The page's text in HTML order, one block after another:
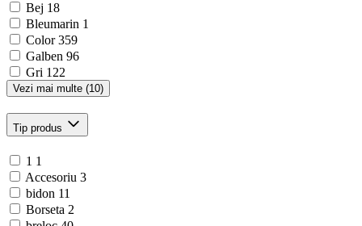
Bej 18
Bleumarin 1
Color 359
Galben 96
Gri 122
Vezi mai multe (10)
Tip produs
1 1
Accesoriu 3
bidon 11
Borseta 2